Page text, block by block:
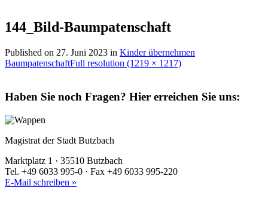
144_Bild-Baumpatenschaft
Published on 27. Juni 2023 in Kinder übernehmen
BaumpatenschaftFull resolution (1219 × 1217)
Haben Sie noch Fragen? Hier erreichen Sie uns:
Magistrat der Stadt Butzbach
Marktplatz 1 · 35510 Butzbach
Tel. +49 6033 995-0 · Fax +49 6033 995-220
E-Mail schreiben »